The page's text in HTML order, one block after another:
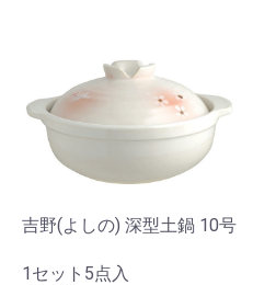
吉野(よしの) 深型土鍋 10号
1セット5点入